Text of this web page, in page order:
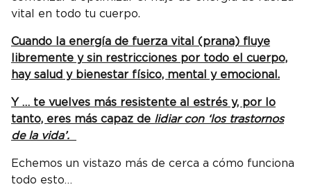
vital en todo tu cuerpo.
Cuando la energía de fuerza vital (prana) fluye
libremente y sin restricciones por todo el cuerpo,
hay salud y bienestar físico, mental y emocional.
Y … te vuelves más resistente al estrés y, por lo
tanto, eres más capaz de lidiar con ‘los trastornos
de la vida’.
Echemos un vistazo más de cerca a cómo funciona
todo esto…